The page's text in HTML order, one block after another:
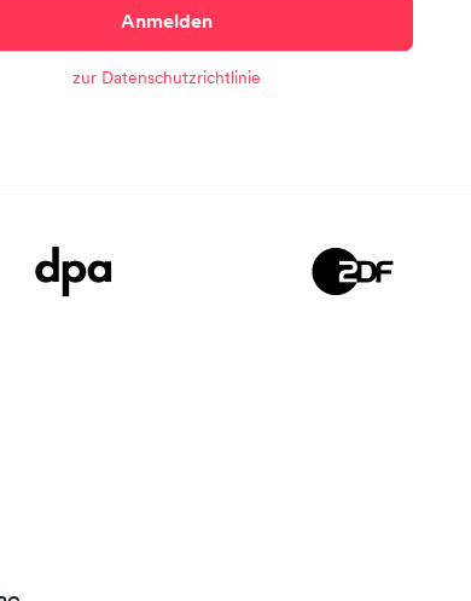
Anmelden
zur Datenschutzrichtlinie